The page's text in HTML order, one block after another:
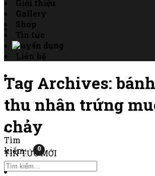
Tìm
kiếm:
0
Giới thiệu
Gallery
Shop
Tin tức
Tuyển dụng
Liên hệ
Tag Archives:
thu nhân trứng
chảy
TIN TỨC MỚI